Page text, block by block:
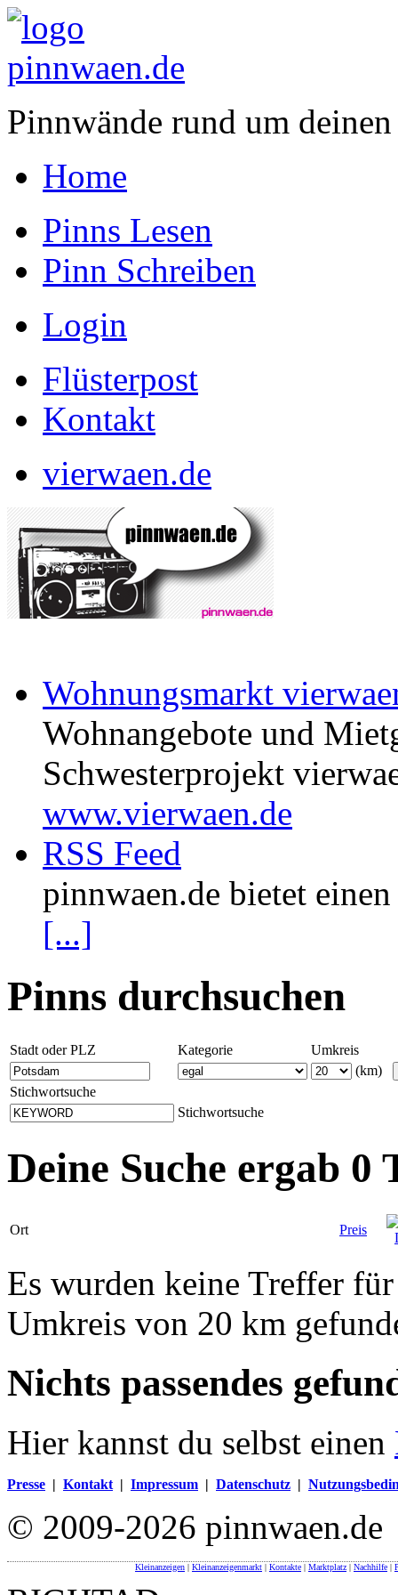
Pinnwände rund um
Home
Pinns Lesen
Pinn Schreiben
Login
Flüsterpost
Kontakt
vierwaen.de
Wohnungsmarkt
Wohnangebote und
Schwesterprojekt
www.vierwaen.de
RSS Feed
pinnwaen.de bietet
[...]
Pinns durchsuchen
Stadt oder PLZ Kategorie
Umkreis
(km)
Stichwortsuche
Stichwortsuche
Deine Suche ergab 0
Ort Preis
Es wurden keine Treffer
Umkreis von 20 km
Nichts passendes
Hier kannst du selbst einen
Presse | Kontakt | Impressum | Datenschutz |
© 2009-2026 pinnwaen.de
Kleinanzeigen | Kleinanzeigenmarkt | Kontakte | Marktplatz | Nachhilfe |